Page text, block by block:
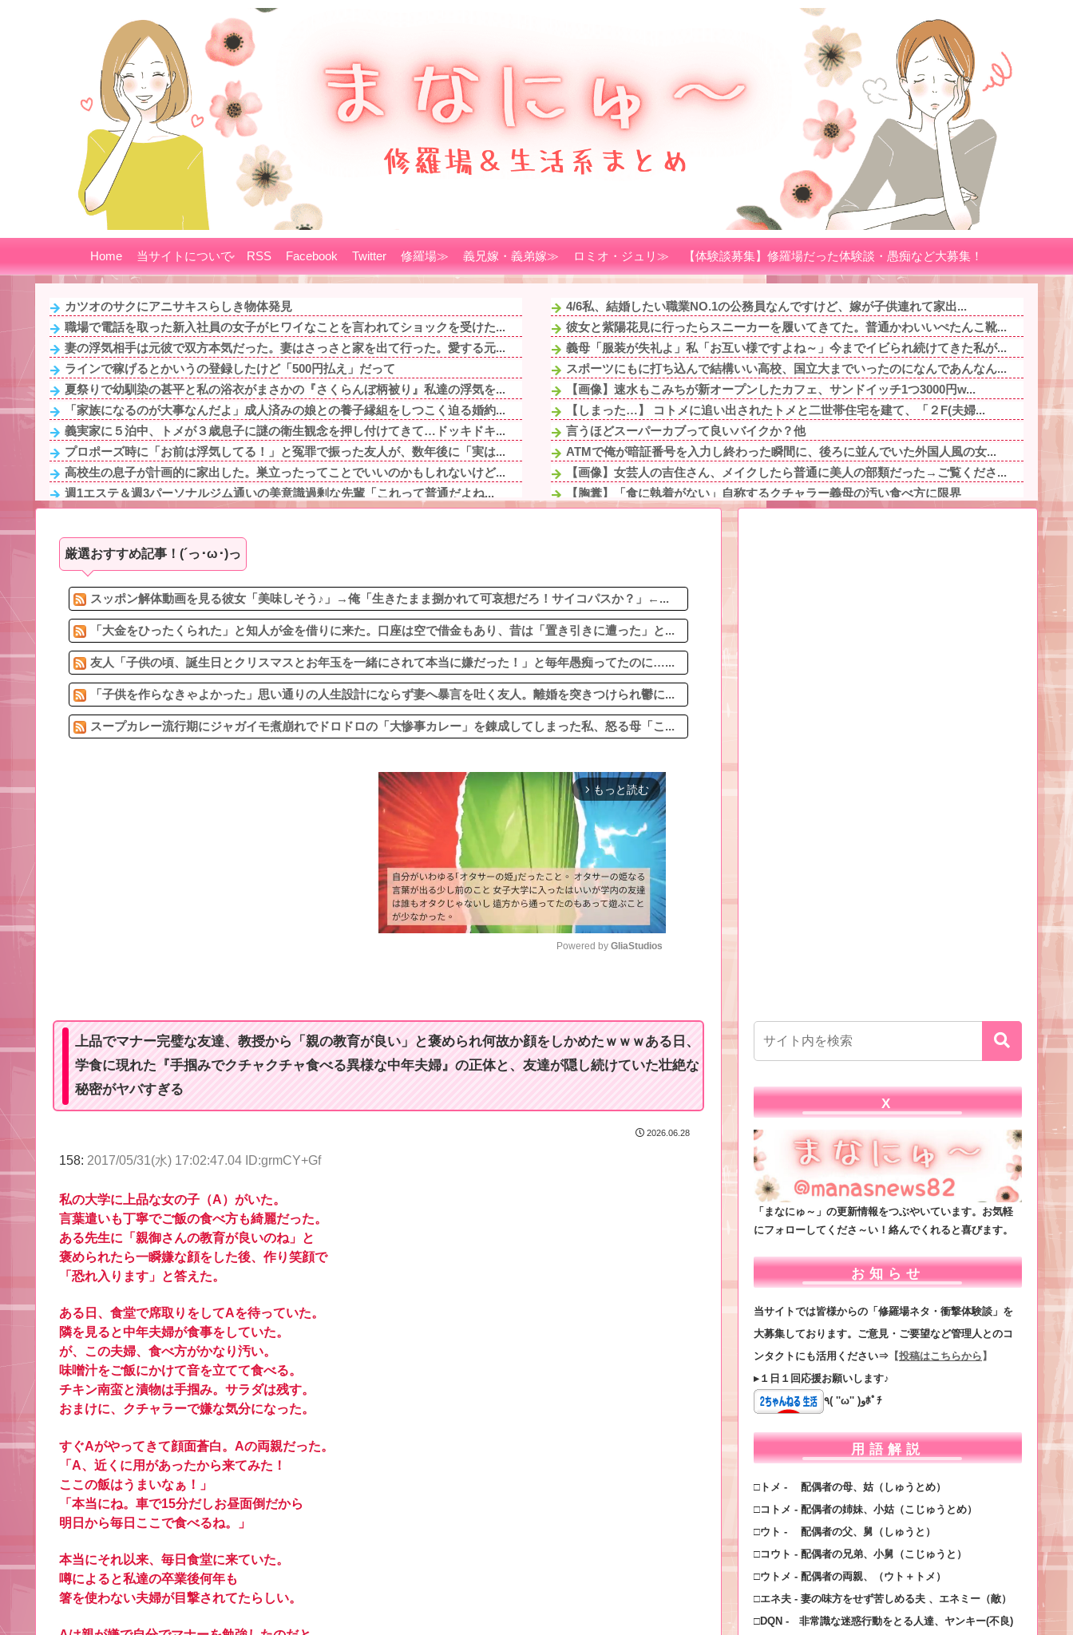
Home 当サイトについて RSS Facebook Twitter 修羅場≫ 義兄嫁・義弟嫁≫ ロミオ・ジュリ≫ 【体験談募集】修羅場だった体験談・愚痴など大募集！
カツオのサクにアニサキスらしき物体発見
職場で電話を取った新入社員の女子がヒワイなことを言われてショックを受けた...
妻の浮気相手は元彼で双方本気だった。妻はさっさと家を出て行った。愛する元...
ラインで稼げるとかいうの登録したけど「500円払え」だって
夏祭りで幼馴染の甚平と私の浴衣がまさかの『さくらんぼ柄被り』私達の浮気を...
「家族になるのが大事なんだよ」成人済みの娘との養子縁組をしつこく迫る婚約...
義実家に５泊中、トメが３歳息子に謎の衛生観念を押し付けてきて…ドッキドキ...
プロポーズ時に「お前は浮気してる！」と冤罪で振った友人が、数年後に「実は...
高校生の息子が計画的に家出した。巣立ったってことでいいのかもしれないけど...
週1エステ＆週3パーソナルジム通いの美意識過剰な先輩「これって普通だよね...
【最悪】イギリス人と結婚した兄「産まれてきた子供がハーフに見えない！」両...
【悲報】ワイ引っ越しでヤバいものも一緒に連れてきてしまった模様
3/4嫁の妊娠中に女の子達とメッセをしまくった。バレても連絡してたら離婚...
友人「子供の頃、誕生日とクリスマスとお年玉を一緒にされて本当に嫌だった！...
4/6私、結婚したい職業NO.1の公務員なんですけど、嫁が子供連れて家出...
彼女と紫陽花見に行ったらスニーカーを履いてきてた。普通かわいいぺたんこ靴...
義母「服装が失礼よ」私「お互い様ですよね～」今までイビられ続けてきた私が...
スポーツにもに打ち込んで結構いい高校、国立大までいったのになんであんなん...
【画像】速水もこみちが新オープンしたカフェ、サンドイッチ1つ3000円w...
【しまった…】 コトメに追い出されたトメと二世帯住宅を建て、「２F(夫婦...
言うほどスーパーカブって良いバイクか？他
ATMで俺が暗証番号を入力し終わった瞬間に、後ろに並んでいた外国人風の女...
【画像】女芸人の吉住さん、メイクしたら普通に美人の部類だった→ご覧くださ...
【胸糞】「食に執着がない」自称するクチャラー義母の汚い食べ方に限界
絵師「このイラストを描く過程をタイムラプスで動画にしました！」→とんでも...
「『きれいに書きなさい』と言ってもきれいに書いてくれない」って、それ自体...
厳選おすすめ記事！(´っ･ω･)っ
スッポン解体動画を見る彼女「美味しそう♪」→俺「生きたまま捌かれて可哀想だろ！サイコパスか？」←...
「大金をひったくられた」と知人が金を借りに来た。口座は空で借金もあり、昔は「置き引きに遭った」と...
友人「子供の頃、誕生日とクリスマスとお年玉を一緒にされて本当に嫌だった！」と毎年愚痴ってたのに…...
「子供を作らなきゃよかった」思い通りの人生設計にならず妻へ暴言を吐く友人。離婚を突きつけられ鬱に...
スープカレー流行期にジャガイモ煮崩れでドロドロの「大惨事カレー」を錬成してしまった私、怒る母「こ...
arrow_forward_ios もっと読む
t
e
Powered by GliaStudios
上品でマナー完璧な友達、教授から「親の教育が良い」と褒められ何故か顔をしかめたｗｗｗある日、
学食に現れた『手掴みでクチャクチャ食べる異様な中年夫婦』の正体と、友達が隠し続けていた壮絶な
秘密がヤバすぎる
2026.06.28
158: 2017/05/31(水) 17:02:47.04 ID:grmCY+Gf
私の大学に上品な女の子（A）がいた。
言葉遣いも丁寧でご飯の食べ方も綺麗だった。
ある先生に「親御さんの教育が良いのね」と
褒められたら一瞬嫌な顔をした後、作り笑顔で
「恐れ入ります」と答えた。
ある日、食堂で席取りをしてAを待っていた。
隣を見ると中年夫婦が食事をしていた。
が、この夫婦、食べ方がかなり汚い。
味噌汁をご飯にかけて音を立てて食べる。
チキン南蛮と漬物は手掴み。サラダは残す。
おまけに、クチャラーで嫌な気分になった。
すぐAがやってきて顔面蒼白。Aの両親だった。
「A、近くに用があったから来てみた！
ここの飯はうまいなぁ！」
「本当にね。車で15分だしお昼面倒だから
明日から毎日ここで食べるね。」
本当にそれ以来、毎日食堂に来ていた。
噂によると私達の卒業後何年も
箸を使わない夫婦が目撃されてたらしい。
X
「まなにゅ～」の更新情報をつぶやいています。お気軽
にフォローしてくださ～い！絡んでくれると喜びます。
お知らせ
当サイトでは皆様からの「修羅場ネタ・衝撃体験談」を
大募集しております。ご意見・ご要望など管理人とのコ
ンタクトにも活用ください⇒ 【投稿はこちらから 】
▸１日１回応援お願いします♪
٩( ''ω'' )وﾎﾟﾁ
用語解説
□トメ - 配偶者の母、姑（しゅうとめ）
□コトメ - 配偶者の姉妹、小姑（こじゅうとめ）
□ウト - 配偶者の父、舅（しゅうと）
□コウト - 配偶者の兄弟、小舅（こじゅうと）
□ウトメ - 配偶者の両親、（ウト＋トメ）
□エネ夫 - 妻の味方をせず苦しめる夫 、エネミー（敵）
□DQN - 非常識な迷惑行動をとる人達、ヤンキー(不良)